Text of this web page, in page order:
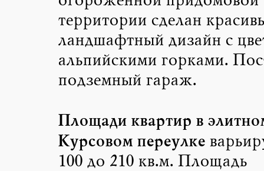
территории сделан
ландшафтный дизайн с
альпийскими горками.
подземный гараж.
Площади квартир в
Курсовом переулке
100 до 210 кв.м. Площадь